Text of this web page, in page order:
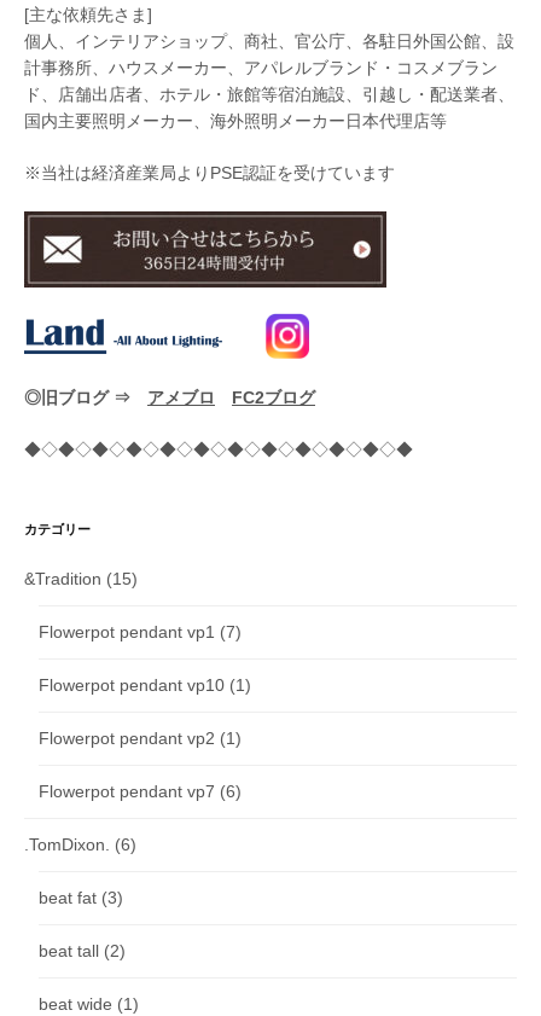
[主な依頼先さま]
個人、インテリアショップ、商社、官公庁、各駐日外国公館、設
計事務所、ハウスメーカー、アパレルブランド・コスメブラン
ド、店舗出店者、ホテル・旅館等宿泊施設、引越し・配送業者、
国内主要照明メーカー、海外照明メーカー日本代理店等
※当社は経済産業局よりPSE認証を受けています
◎旧ブログ ⇒ アメブロ FC2ブログ
◆◇◆◇◆◇◆◇◆◇◆◇◆◇◆◇◆◇◆◇◆◇◆
カテゴリー
&Tradition (15)
Flowerpot pendant vp1 (7)
Flowerpot pendant vp10 (1)
Flowerpot pendant vp2 (1)
Flowerpot pendant vp7 (6)
.TomDixon. (6)
beat fat (3)
beat tall (2)
beat wide (1)